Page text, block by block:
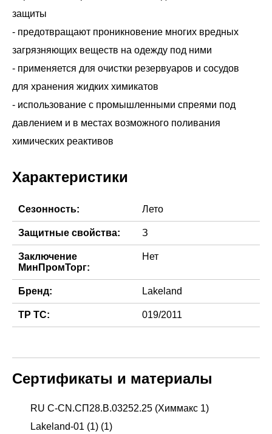
защиты
- предотвращают проникновение многих вредных
загрязняющих веществ на одежду под ними
- применяется для очистки резервуаров и сосудов
для хранения жидких химикатов
- использование с промышленными спреями под
давлением и в местах возможного поливания
химических реактивов
Характеристики
Сезонность: Лето
Защитные свойства: З
Заключение
МинПромТорг:
Нет
Бренд: Lakeland
ТР ТС: 019/2011
Сертификаты и материалы
RU С-CN.СП28.В.03252.25 (Химмакс 1)
Lakeland-01 (1) (1)